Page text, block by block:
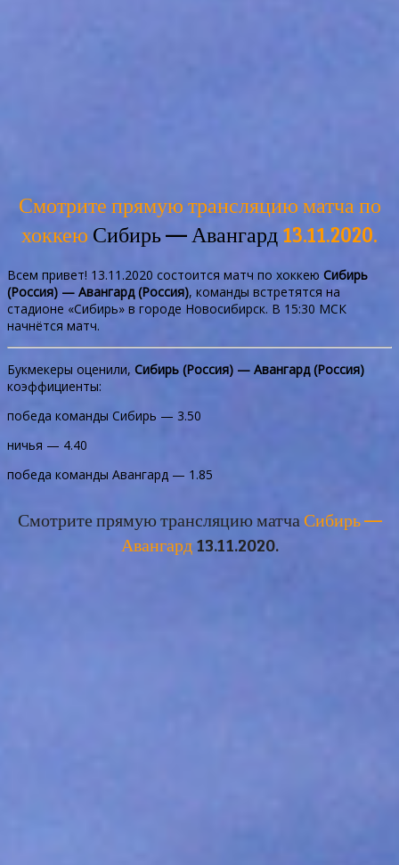
Смотрите прямую трансляцию матча по
хоккею Сибирь — Авангард13.11.2020.
Всем привет! 13.11.2020 состоится матч по хоккею Сибирь
(Россия) — Авангард (Россия), команды встретятся на
стадионе «Сибирь» в городе Новосибирск. В 15:30 МСК
начнётся матч.
Букмекеры оценили, Сибирь (Россия) — Авангард (Россия)
коэффициенты:
победа команды Сибирь — 3.50
ничья — 4.40
победа команды Авангард — 1.85
Смотрите прямую трансляцию матчаСибирь —
Авангард13.11.2020.